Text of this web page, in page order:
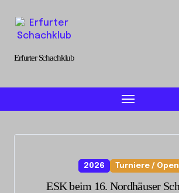
content
Erfurter Schachklub
2026 Turniere / Open
ESK beim 16. Nordhäuser